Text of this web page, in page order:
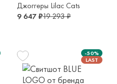
Джоггеры Lilac Cats
9 647 ₽19 293 ₽
-50%